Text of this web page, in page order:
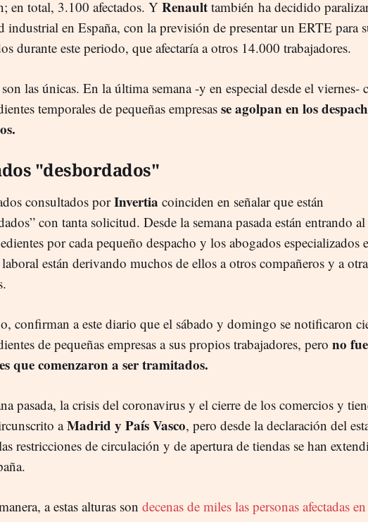
en total, 3.100 afectados. Y Renault también ha decidido
industrial en España, con la previsión de presentar un ERTE para
durante este periodo, que afectaría a otros 14.000 trabajadores.
las únicas. En la última semana -y en especial desde el viernes-
temporales de pequeñas empresas se agolpan en los
"desbordados"
consultados porInvertia coinciden en señalar que están
con tanta solicitud. Desde la semana pasada están entrando
por cada pequeño despacho y los abogados especializados
están derivando muchos de ellos a otros compañeros y a
confirman a este diario que el sábado y domingo se notificaron
de pequeñas empresas a sus propios trabajadores, pero no
que comenzaron a ser tramitados.
pasada, la crisis del coronavirus y el cierre de los comercios y
aMadrid y País Vasco, pero desde la declaración del
restricciones de circulación y de apertura de tiendas se han
a estas alturas son decenas de miles las personas afectadas